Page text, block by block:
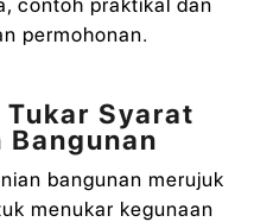
contoh praktikal dan
permohonan.
Syarat
Bangunan
bangunan merujuk
menukar kegunaan